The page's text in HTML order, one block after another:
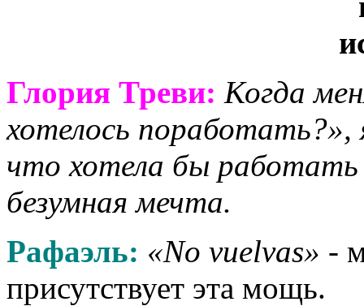
Глория Треви: Когда
хотелось поработать?»,
что хотела бы работать
безумная мечта.
Рафаэль: «No vuelvas» -
присутствует эта мощь.